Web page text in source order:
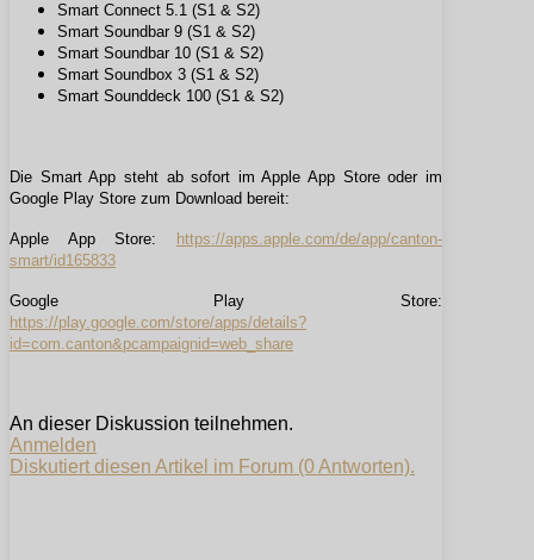
Smart Connect 5.1 (S1 & S2)
Smart Soundbar 9 (S1 & S2)
Smart Soundbar 10 (S1 & S2)
Smart Soundbox 3 (S1 & S2)
Smart Sounddeck 100 (S1 & S2)
Die Smart App steht ab sofort im Apple App Store oder im
Google Play Store zum Download bereit:
Apple App Store:
https://apps.apple.com/de/app/canton-
smart/id165833
Google Play Store:
https://play.google.com/store/apps/details?
id=com.canton&pcampaignid=web_share
An dieser Diskussion teilnehmen.
Anmelden
Diskutiert diesen Artikel im Forum (0 Antworten).